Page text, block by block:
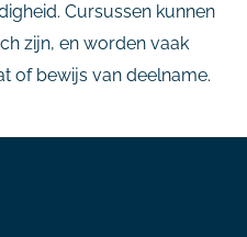
Cursussen kunnen
zijn, en worden vaak
of bewijs van deelname.